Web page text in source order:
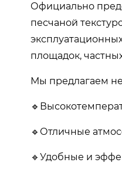
Официально
песчаной
площадок,
Мы предлагаем
🔹Отличные
🔹Удобные и